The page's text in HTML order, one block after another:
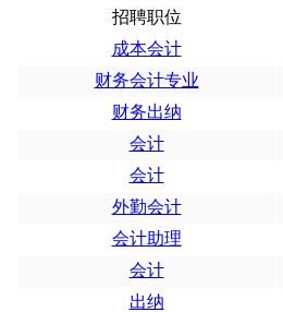
招聘职位
成本会计
财务会计专业
财务出纳
会计
会计
外勤会计
会计助理
会计
出纳